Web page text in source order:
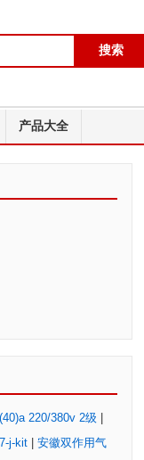
产品大全
220/380v 2级
j-kit
安徽双作用气